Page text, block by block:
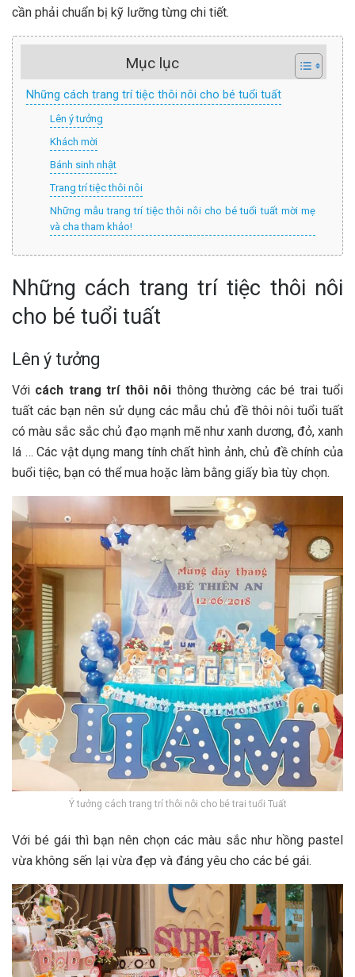
cần phải chuẩn bị kỹ lưỡng từng chi tiết.
Mục lục
Những cách trang trí tiệc thôi nôi cho bé tuổi tuất
Lên ý tưởng
Khách mời
Bánh sinh nhật
Trang trí tiệc thôi nôi
Những mẫu trang trí tiệc thôi nôi cho bé tuổi tuất mời mẹ
và cha tham khảo!
Những cách trang trí tiệc thôi nôi
cho bé tuổi tuất
Lên ý tưởng
Với cách trang trí thôi nôi thông thường các bé trai tuổi
tuất các bạn nên sử dụng các mẫu chủ đề thôi nôi tuổi tuất
có màu sắc sắc chủ đạo mạnh mẽ như xanh dương, đỏ, xanh
lá … Các vật dụng mang tính chất hình ảnh, chủ đề chính của
buổi tiệc, bạn có thể mua hoặc làm bằng giấy bìa tùy chọn.
Ý tưởng cách trang trí thôi nôi cho bé trai tuổi Tuất
Với bé gái thì bạn nên chọn các màu sắc như hồng pastel
vừa không sến lại vừa đẹp và đáng yêu cho các bé gái.